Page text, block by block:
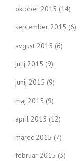
oktober 2015 (14)
september 2015 (6)
avgust 2015 (6)
julij 2015 (9)
junij 2015 (9)
maj 2015 (9)
april 2015 (12)
marec 2015 (7)
februar 2015 (3)